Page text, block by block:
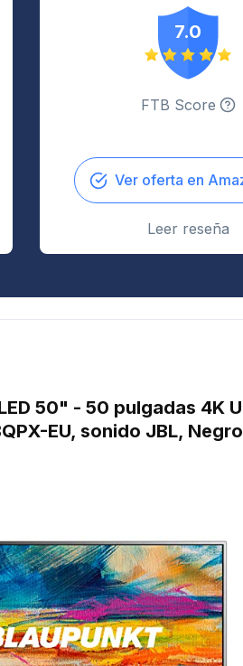
7.0
FTB Score
Ver oferta en
Leer reseña
50" - 50 pulgadas 4K
EU, sonido JBL, Negro